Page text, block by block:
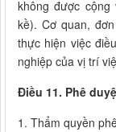
không được
kề). Cơ quan,
thực hiện việc
nghiệp của vị trí
Điều 11. Phê
1. Thẩm quyền